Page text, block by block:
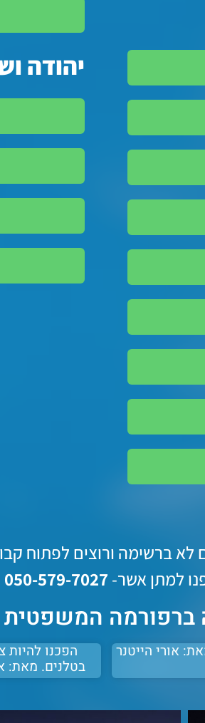
יהודה
לא ברשימה ורוצים לפתוח
למתן אשר- 050-579-7027⁩
ברפורמה
אורי הייטנר הפכנו להיות
בטלנים. מאת: